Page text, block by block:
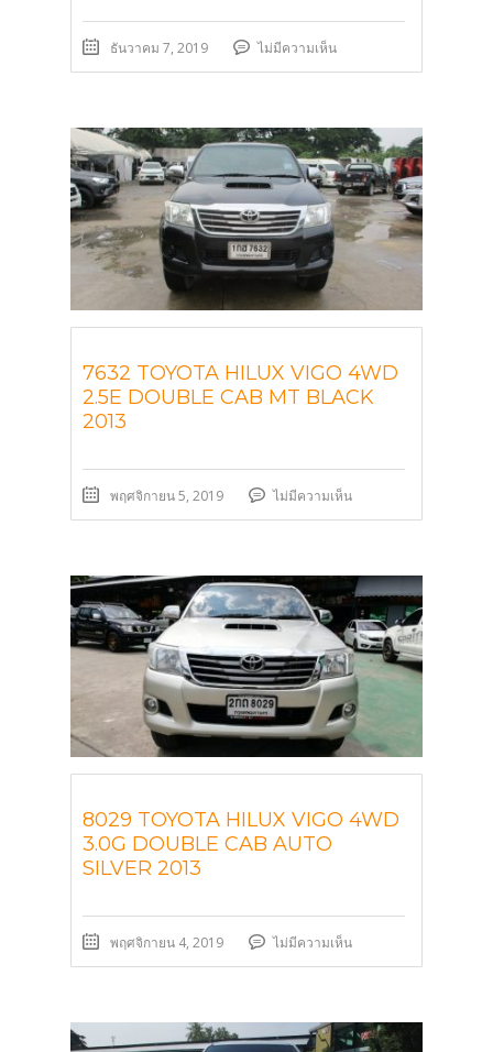
ธันวาคม 7, 2019 ไม่มีความเห็น
7632 TOYOTA HILUX VIGO 4WD
2.5E DOUBLE CAB MT BLACK
2013
พฤศจิกายน 5, 2019 ไม่มีความเห็น
8029 TOYOTA HILUX VIGO 4WD
3.0G DOUBLE CAB AUTO
SILVER 2013
พฤศจิกายน 4, 2019 ไม่มีความเห็น